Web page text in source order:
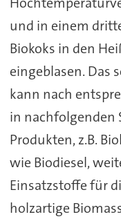
und in einem
Biokoks in den
eingeblasen. Das
kann nach
in nachfolgenden
Produkten, z.B.
wie Biodiesel,
Einsatzstoffe für
holzartige